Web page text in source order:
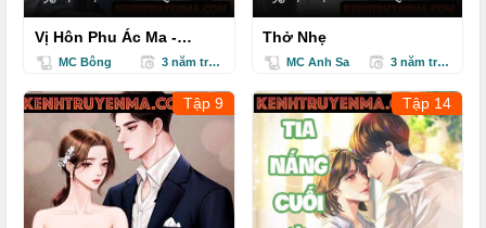
Vị Hôn Phu Ác Ma -
Truyện Ngôn Tình
MC Bông 3 năm trước
Thở Nhẹ
MC Anh Sa 3 năm trước
Tập 9 Tập 14